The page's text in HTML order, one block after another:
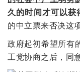
久的时间才可以获
的中立票来否决这
政府起初希望所有
工党协商之后，同